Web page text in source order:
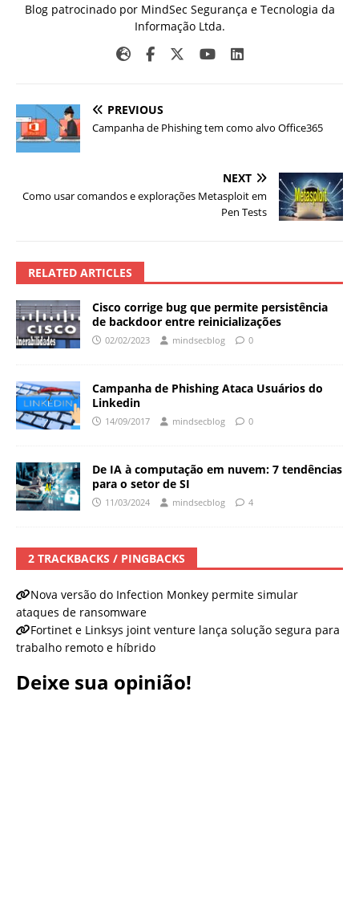
Blog patrocinado por MindSec Segurança e Tecnologia da
Informação Ltda.
PREVIOUS
Campanha de Phishing tem como alvo Office365
NEXT
Como usar comandos e explorações Metasploit em
Pen Tests
RELATED ARTICLES
Cisco corrige bug que permite persistência
de backdoor entre reinicializações
02/02/2023 mindsecblog 0
Campanha de Phishing Ataca Usuários do
Linkedin
14/09/2017 mindsecblog 0
De IA à computação em nuvem: 7 tendências
para o setor de SI
11/03/2024 mindsecblog 4
2 TRACKBACKS / PINGBACKS
Nova versão do Infection Monkey permite simular
ataques de ransomware
Fortinet e Linksys joint venture lança solução segura para
trabalho remoto e híbrido
Deixe sua opinião!